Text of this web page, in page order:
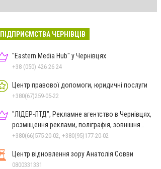
ПІДПРИЄМСТВА ЧЕРНІВЦІВ
"Eastern Media Hub" у Чернівцях
+38 (050) 426 26 24
Центр правової допомоги, юридичні послуги
+380(67)259-05-22
"ЛІДЕР-ЛТД", Рекламне агентство в Чернівцях,
розміщення реклами, поліграфія, зовнішня
реклама
+380(66)575-20-02, +380(95)177-20-02
Центр відновлення зору Анатолія Совви
0800331331